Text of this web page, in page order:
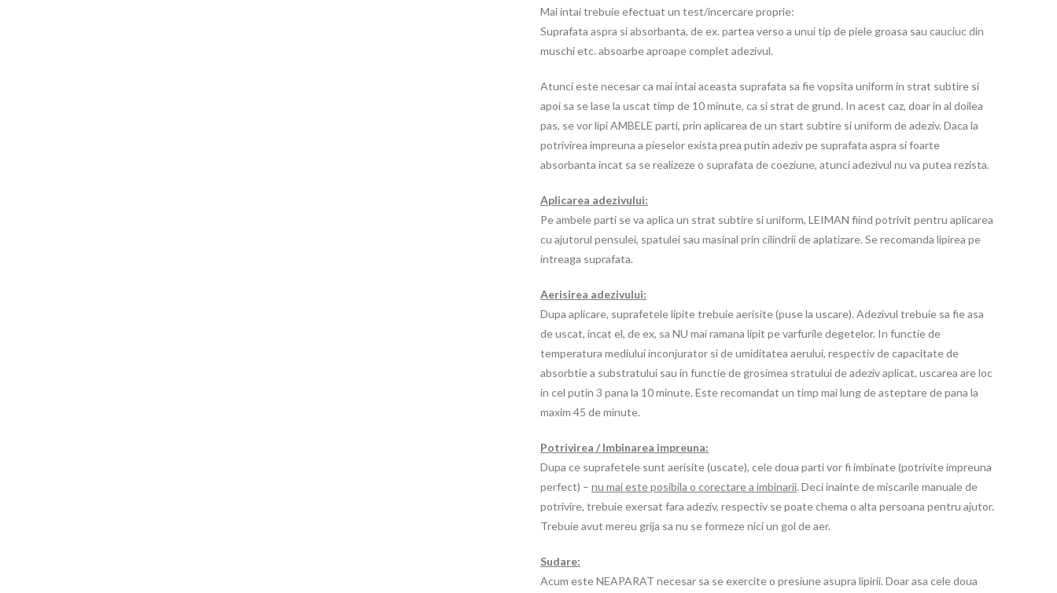
Mai intai trebuie efectuat un test/incercare proprie:
Suprafata aspra si absorbanta, de ex. partea verso a unui tip de piele groasa sau cauciuc din
muschi etc. absoarbe aproape complet adezivul.
Atunci este necesar ca mai intai aceasta suprafata sa fie vopsita uniform in strat subtire si
apoi sa se lase la uscat timp de 10 minute, ca si strat de grund. In acest caz, doar in al doilea
pas, se vor lipi AMBELE parti, prin aplicarea de un start subtire si uniform de adeziv. Daca la
potrivirea impreuna a pieselor exista prea putin adeziv pe suprafata aspra si foarte
absorbanta incat sa se realizeze o suprafata de coeziune, atunci adezivul nu va putea rezista.
Aplicarea adezivului:
Pe ambele parti se va aplica un strat subtire si uniform, LEIMAN fiind potrivit pentru aplicarea
cu ajutorul pensulei, spatulei sau masinal prin cilindrii de aplatizare. Se recomanda lipirea pe
intreaga suprafata.
Aerisirea adezivului:
Dupa aplicare, suprafetele lipite trebuie aerisite (puse la uscare). Adezivul trebuie sa fie asa
de uscat, incat el, de ex, sa NU mai ramana lipit pe varfurile degetelor. In functie de
temperatura mediului inconjurator si de umiditatea aerului, respectiv de capacitate de
absorbtie a substratului sau in functie de grosimea stratului de adeziv aplicat, uscarea are loc
in cel putin 3 pana la 10 minute. Este recomandat un timp mai lung de asteptare de pana la
maxim 45 de minute.
Potrivirea / Imbinarea impreuna:
Dupa ce suprafetele sunt aerisite (uscate), cele doua parti vor fi imbinate (potrivite impreuna
perfect) – nu mai este posibila o corectare a imbinarii. Deci inainte de miscarile manuale de
potrivire, trebuie exersat fara adeziv, respectiv se poate chema o alta persoana pentru ajutor.
Trebuie avut mereu grija sa nu se formeze nici un gol de aer.
Sudare:
Acum este NEAPARAT necesar sa se exercite o presiune asupra lipirii. Doar asa cele doua